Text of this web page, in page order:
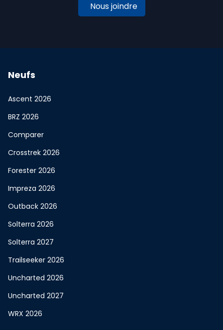
Nous joindre
Neufs
Ascent 2026
BRZ 2026
Comparer
Crosstrek 2026
Forester 2026
Impreza 2026
Outback 2026
Solterra 2026
Solterra 2027
Trailseeker 2026
Uncharted 2026
Uncharted 2027
WRX 2026